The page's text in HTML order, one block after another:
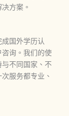
方案。
国外学历认
询。我们的使
不同国家、不
服务都专业、